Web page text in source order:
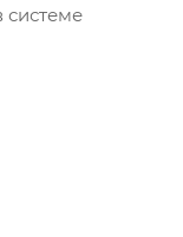
системе